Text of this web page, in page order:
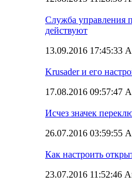
Служба управления
действуют
13.09.2016 17:45:33
Krusader и его
17.08.2016 09:57:47
Исчез значек
26.07.2016 03:59:55
Как настроить
23.07.2016 11:52:46